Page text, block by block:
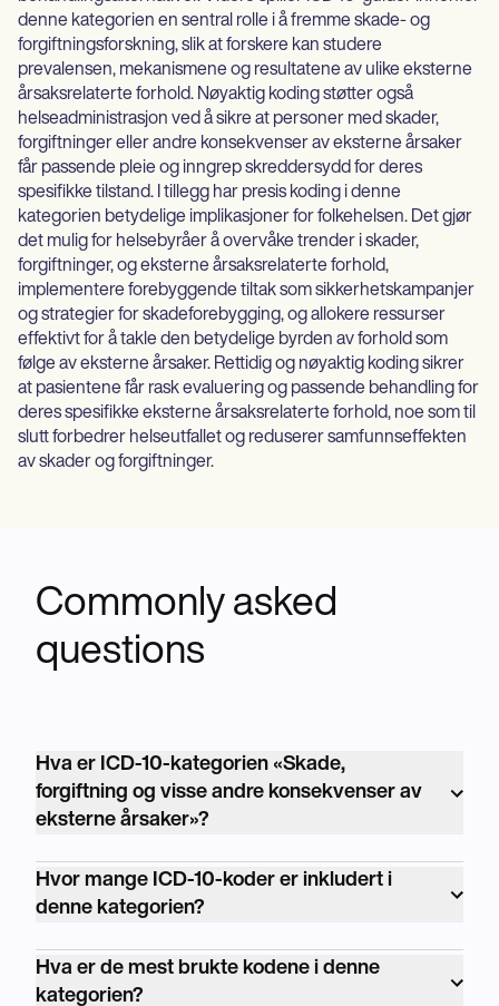
denne kategorien en sentral rolle i å fremme skade- og
forgiftningsforskning, slik at forskere kan studere
prevalensen, mekanismene og resultatene av ulike eksterne
årsaksrelaterte forhold. Nøyaktig koding støtter også
helseadministrasjon ved å sikre at personer med skader,
forgiftninger eller andre konsekvenser av eksterne årsaker
får passende pleie og inngrep skreddersydd for deres
spesifikke tilstand. I tillegg har presis koding i denne
kategorien betydelige implikasjoner for folkehelsen. Det gjør
det mulig for helsebyråer å overvåke trender i skader,
forgiftninger, og eksterne årsaksrelaterte forhold,
implementere forebyggende tiltak som sikkerhetskampanjer
og strategier for skadeforebygging, og allokere ressurser
effektivt for å takle den betydelige byrden av forhold som
følge av eksterne årsaker. Rettidig og nøyaktig koding sikrer
at pasientene får rask evaluering og passende behandling for
deres spesifikke eksterne årsaksrelaterte forhold, noe som til
slutt forbedrer helseutfallet og reduserer samfunnseffekten
av skader og forgiftninger.
Commonly asked
questions
Hva er ICD-10-kategorien «Skade,
forgiftning og visse andre konsekvenser av
eksterne årsaker»?
<p>ICD-10-kategorien «Skade, forgiftning og
visse andre konsekvenser av eksterne
årsaker» er kodet som S00-T88. Den dekker et
bredt spekter av forhold relatert til skader,
forgiftninger og andre effekter av eksterne
Hvor mange ICD-10-koder er inkludert i
denne kategorien?
<p>ICD-10-kategorien «Skade, forgiftning og
visse andre konsekvenser av eksterne
Hva er de mest brukte kodene i denne
kategorien?